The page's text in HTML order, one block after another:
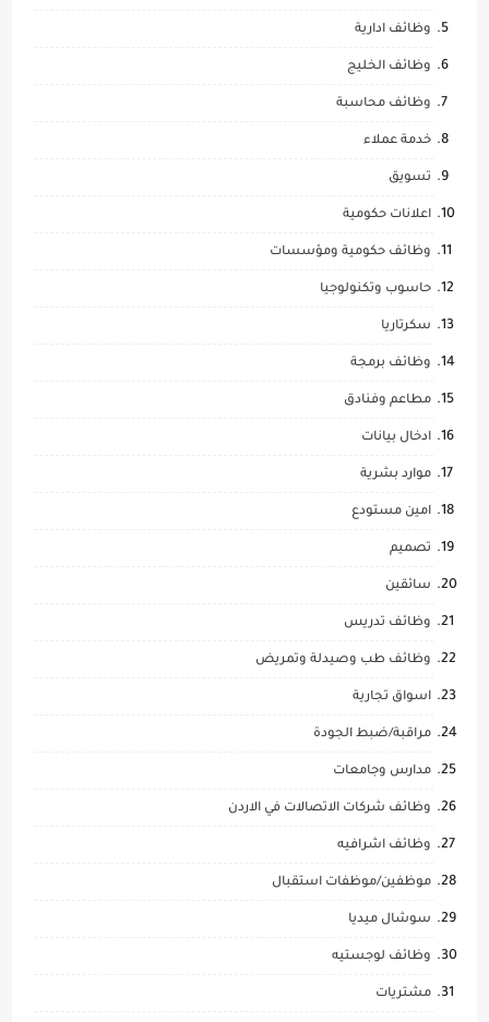
وظائف ادارية
وظائف الخليج
وظائف محاسبة
خدمة عملاء
تسويق
اعلانات حكومية
وظائف حكومية ومؤسسات
حاسوب وتكنولوجيا
سكرتاريا
وظائف برمجة
مطاعم وفنادق
ادخال بيانات
موارد بشرية
امين مستودع
تصميم
سائقين
وظائف تدريس
وظائف طب وصيدلة وتمريض
اسواق تجارية
مراقبة/ضبط الجودة
مدارس وجامعات
وظائف شركات الاتصالات في الاردن
وظائف اشرافيه
موظفين/موظفات استقبال
سوشال ميديا
وظائف لوجستيه
مشتريات